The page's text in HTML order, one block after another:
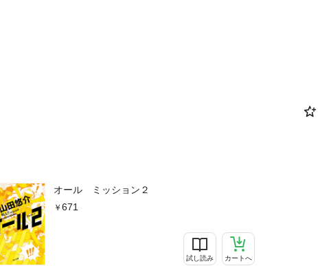
オール ミッション２
671
試し読み カートへ